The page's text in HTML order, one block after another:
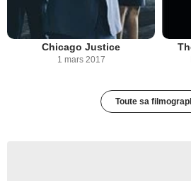
Chicago Justice
1 mars 2017
Toute sa